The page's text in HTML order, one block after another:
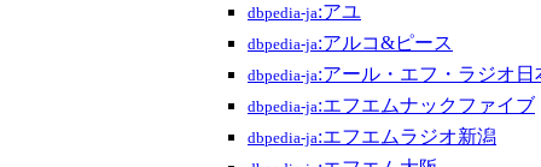
dbpedia-ja:アユ
dbpedia-ja:アルコ&ピース
dbpedia-ja:アール・エフ・ラジオ日
dbpedia-ja:エフエムナックファイブ
dbpedia-ja:エフエムラジオ新潟